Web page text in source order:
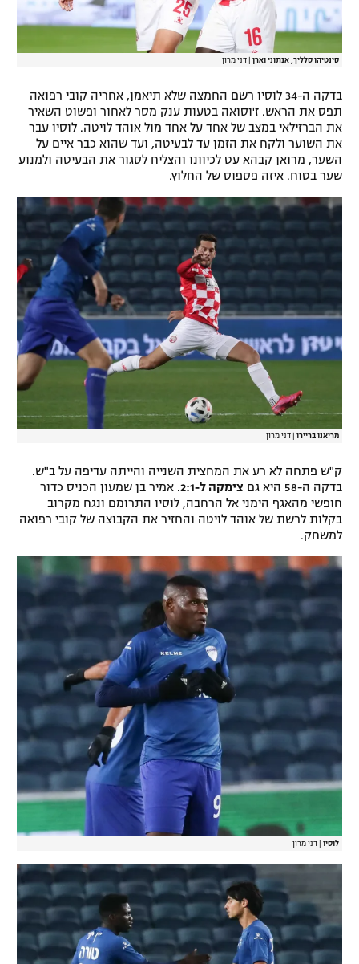
סינטיהו סלליך, אנתוני וארן דני מרון
בדקה ה-34 לוסיו רשם החמצה שלא תיאמן, אחריה קובי רפואה
תפס את הראש. ז'וסואה בטעות ענק מסר לאחור ופשוט השאיר
את הברזילאי במצב של אחד על אחד מול אוהד לויטה. לוסיו עבר
את השוער ולקח את הזמן עד לבעיטה, ועד שהוא כבר איים על
השער, מרואן קבהא עט לכיוונו והצליח לסגור את הבעיטה ולמנוע
שער בטוח. איזה פספוס של החלוץ.
מריאנו בריירו דני מרון
ק"ש פתחה לא רע את המחצית השנייה והייתה עדיפה על ב"ש.
בדקה ה-58 היא גם
צימקה ל-2:1
. אמיר בן שמעון הכניס כדור
חופשי מהאגף הימני אל הרחבה, לוסיו התרומם ונגח מקרוב
בקלות לרשת של אוהד לויטה והחזיר את הקבוצה של קובי רפואה
למשחק.
לוסיו דני מרון